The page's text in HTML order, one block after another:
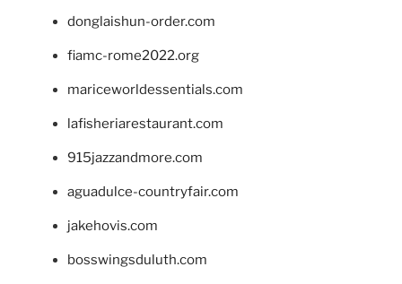
donglaishun-order.com
fiamc-rome2022.org
mariceworldessentials.com
lafisheriarestaurant.com
915jazzandmore.com
aguadulce-countryfair.com
jakehovis.com
bosswingsduluth.com